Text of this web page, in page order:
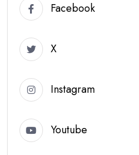
Facebook
X
Instagram
Youtube